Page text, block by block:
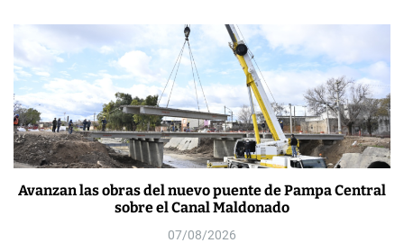
Avanzan las obras del nuevo puente de Pampa Central
sobre el Canal Maldonado
07/08/2026